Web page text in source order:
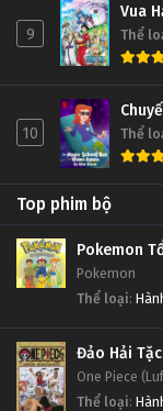
9
Vua
Thể
10 Thể
Top phim bộ
Pokemon
Pokemon
Thể loại:
Đảo Hải
One Piece
Thể loại: